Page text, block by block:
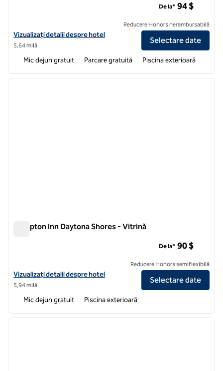
Vizualizați detaliile hotelului pentru Hampton Inn Daytona/Ormond
Vizualizați detalii despre hotel
5,64 milă
De la* 94 $
Reducere Honors nerambursabilă
Selectare date
Mic dejun gratuit Parcare gratuită Piscina exterioară
1 din 10
Hampton Inn Daytona Shores - Vitrină
Vizualizați detaliile hotelului Hampton Inn Daytona Shores-
Vizualizați detalii despre hotel
5,94 milă
De la* 90 $
Reducere Honors semiflexibilă
Selectare date
Mic dejun gratuit Piscina exterioară
1 din 12